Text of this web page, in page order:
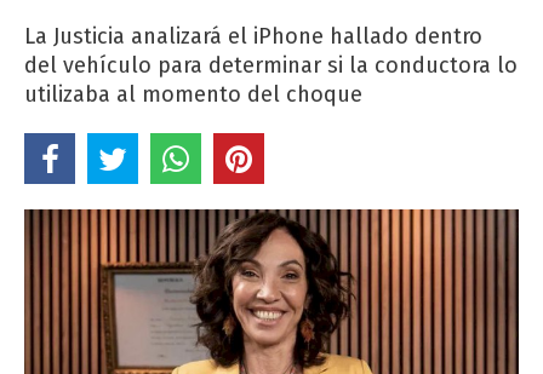
La Justicia analizará el iPhone hallado dentro
del vehículo para determinar si la conductora lo
utilizaba al momento del choque